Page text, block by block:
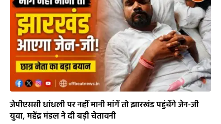
जेपीएससी धांधली पर नहीं मानी मांगें तो झारखंड पहुंचेंगे जेन-जी
युवा, महेंद्र मंडल ने दी बड़ी चेतावनी